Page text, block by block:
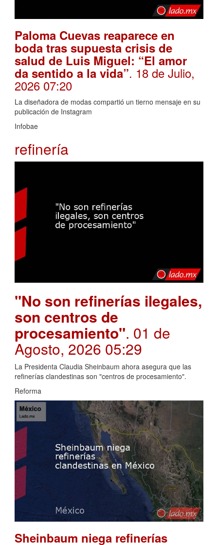
Paloma Cuevas reaparece en
boda tras supuesta crisis de
salud de Luis Miguel: “El amor
da sentido a la vida”. 18 de Julio,
2026 07:20
La diseñadora de modas compartió un tierno mensaje en su
publicación de Instagram
Infobae
refinería
"No son refinerías ilegales,
son centros de
procesamiento". 01 de
Agosto, 2026 05:29
La Presidenta Claudia Sheinbaum ahora asegura que las
refinerías clandestinas son "centros de procesamiento".
Reforma
Sheinbaum niega refinerías